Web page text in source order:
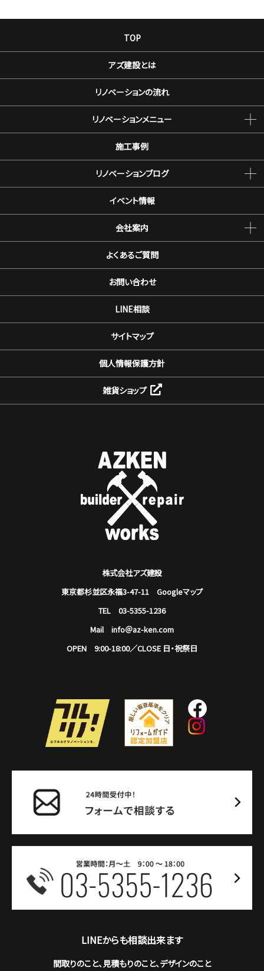
TOP
アズ建設とは
リノベーションの流れ
リノベーションメニュー
施工事例
リノベーションブログ
イベント情報
会社案内
よくあるご質問
お問い合わせ
LINE相談
サイトマップ
個人情報保護方針
雑貨ショップ
株式会社アズ建設
東京都杉並区永福3-47-11 Googleマップ
TEL 03-5355-1236
Mail info＠az-ken.com
OPEN 9:00-18:00／CLOSE 日・祝祭日
LINEからも相談出来ます
間取りのこと、見積もりのこと、デザインのこと